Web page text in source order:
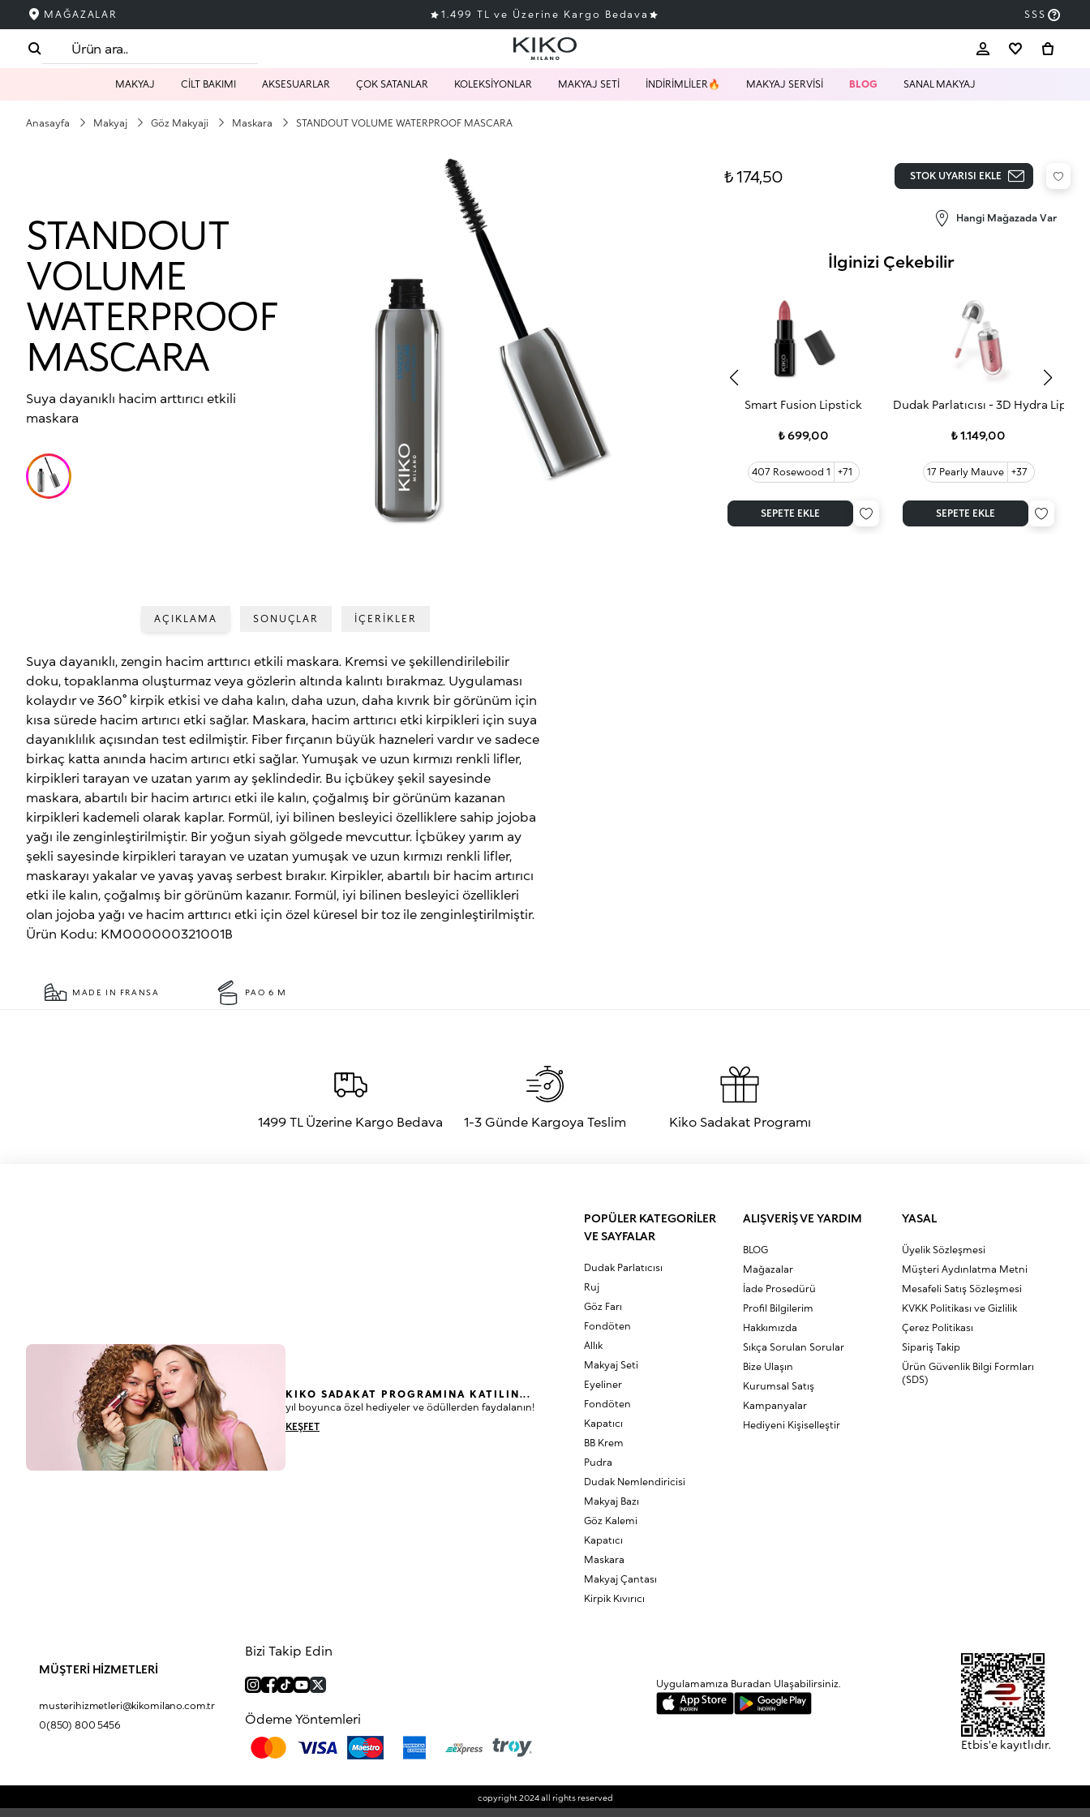
MAĞAZALAR 1.499 TL ve Üzerine Kargo Bedava SSS
MAKYAJ CİLT BAKIMI AKSESUARLAR ÇOK SATANLAR KOLEKSİYONLAR MAKYAJ SETİ İNDİRİMLİLER🔥 MAKYAJ SERVİSİ BLOG SANAL MAKYAJ
Anasayfa Makyaj Göz Makyaji Maskara STANDOUT VOLUME WATERPROOF MASCARA
STANDOUT
VOLUME
WATERPROOF
MASCARA
Suya dayanıklı hacim arttırıcı etkili
maskara
₺ 174,50 STOK UYARISI EKLE
Hangi Mağazada Var
İlginizi Çekebilir
Smart Fusion Lipstick
₺ 699,00
407 Rosewood 1 +71
SEPETE EKLE
Dudak Parlatıcısı - 3D Hydra Lip
₺ 1.149,00
17 Pearly Mauve +37
SEPETE EKLE
AÇIKLAMA SONUÇLAR İÇERİKLER
Suya dayanıklı, zengin hacim arttırıcı etkili maskara. Kremsi ve şekillendirilebilir
doku, topaklanma oluşturmaz veya gözlerin altında kalıntı bırakmaz. Uygulaması
kolaydır ve 360° kirpik etkisi ve daha kalın, daha uzun, daha kıvrık bir görünüm için
kısa sürede hacim artırıcı etki sağlar. Maskara, hacim arttırıcı etki kirpikleri için suya
dayanıklılık açısından test edilmiştir. Fiber fırçanın büyük hazneleri vardır ve sadece
birkaç katta anında hacim artırıcı etki sağlar. Yumuşak ve uzun kırmızı renkli lifler,
kirpikleri tarayan ve uzatan yarım ay şeklindedir. Bu içbükey şekil sayesinde
maskara, abartılı bir hacim artırıcı etki ile kalın, çoğalmış bir görünüm kazanan
kirpikleri kademeli olarak kaplar. Formül, iyi bilinen besleyici özelliklere sahip jojoba
yağı ile zenginleştirilmiştir. Bir yoğun siyah gölgede mevcuttur. İçbükey yarım ay
şekli sayesinde kirpikleri tarayan ve uzatan yumuşak ve uzun kırmızı renkli lifler,
maskarayı yakalar ve yavaş yavaş serbest bırakır. Kirpikler, abartılı bir hacim artırıcı
etki ile kalın, çoğalmış bir görünüm kazanır. Formül, iyi bilinen besleyici özellikleri
olan jojoba yağı ve hacim arttırıcı etki için özel küresel bir toz ile zenginleştirilmiştir.
Ürün Kodu: KM000000321001B
MADE IN FRANSA PAO 6 M
1499 TL Üzerine Kargo Bedava 1-3 Günde Kargoya Teslim Kiko Sadakat Programı
KIKO SADAKAT PROGRAMINA KATILIN...
yıl boyunca özel hediyeler ve ödüllerden faydalanın!
KEŞFET
POPÜLER KATEGORİLER
VE SAYFALAR
Dudak Parlatıcısı
Ruj
Göz Farı
Fondöten
Allık
Makyaj Seti
Eyeliner
Fondöten
Kapatıcı
BB Krem
Pudra
Dudak Nemlendiricisi
Makyaj Bazı
Göz Kalemi
Kapatıcı
Maskara
Makyaj Çantası
Kirpik Kıvırıcı
ALIŞVERİŞ VE YARDIM
BLOG
Mağazalar
İade Prosedürü
Profil Bilgilerim
Hakkımızda
Sıkça Sorulan Sorular
Bize Ulaşın
Kurumsal Satış
Kampanyalar
Hediyeni Kişiselleştir
YASAL
Üyelik Sözleşmesi
Müşteri Aydınlatma Metni
Mesafeli Satış Sözleşmesi
KVKK Politikası ve Gizlilik
Çerez Politikası
Sipariş Takip
Ürün Güvenlik Bilgi Formları
(SDS)
MÜŞTERİ HİZMETLERİ
musterihizmetleri@kikomilano.com.tr
0(850) 800 5456
Bizi Takip Edin
Ödeme Yöntemleri
Uygulamamıza Buradan Ulaşabilirsiniz.
Etbis'e kayıtlıdır.
copyright 2024 all rights reserved